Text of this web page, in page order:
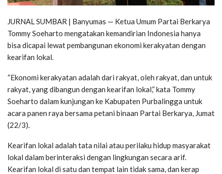
JURNAL SUMBAR | Banyumas — Ketua Umum Partai Berkarya
Tommy Soeharto mengatakan kemandirian Indonesia hanya
bisa dicapai lewat pembangunan ekonomi kerakyatan dengan
kearifan lokal.
“Ekonomi kerakyatan adalah dari rakyat, oleh rakyat, dan untuk
rakyat, yang dibangun dengan kearifan lokal,” kata Tommy
Soeharto dalam kunjungan ke Kabupaten Purbalingga untuk
acara panen raya bersama petani binaan Partai Berkarya, Jumat
(22/3).
Kearifan lokal adalah tata nilai atau perilaku hidup masyarakat
lokal dalam berinteraksi dengan lingkungan secara arif.
Kearifan lokal di satu dan tempat lain tidak sama, dan kerap